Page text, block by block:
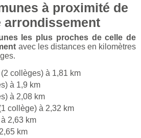
à proximité de
arrondissement
les plus proches de celle de
avec les distances en kilomètres
(2 collèges) à 1,81 km
à 1,9 km
à 2,08 km
collège) à 2,32 km
2,63 km
km